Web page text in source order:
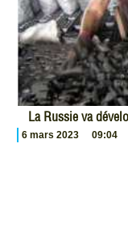
La Russie va
6 mars 2023 09:04